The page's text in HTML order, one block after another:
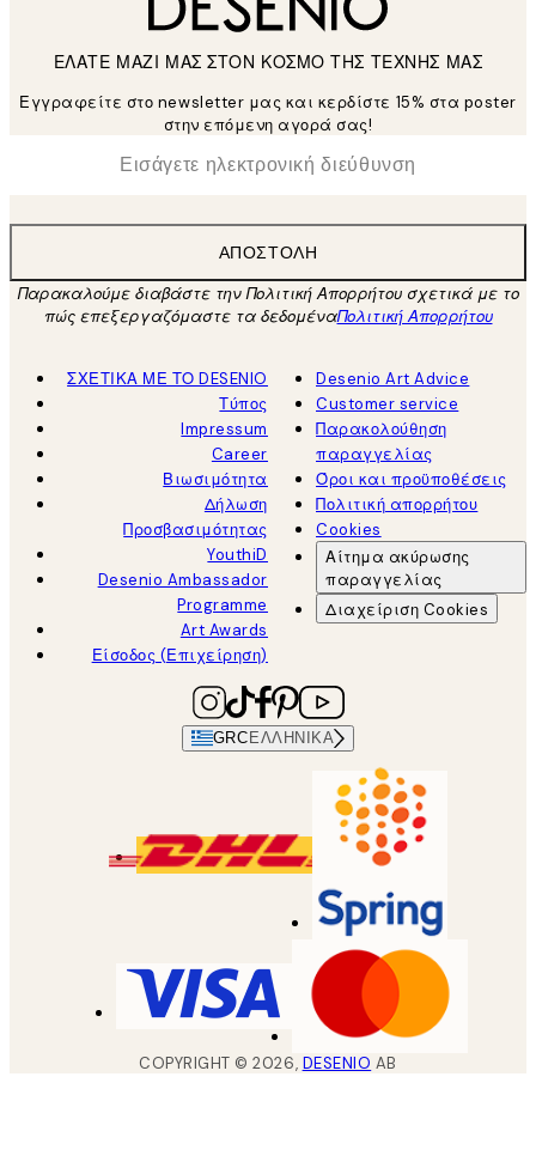
ΕΛΑΤΕ ΜΑΖΙ ΜΑΣ ΣΤΟΝ ΚΟΣΜΟ ΤΗΣ ΤΕΧΝΗΣ ΜΑΣ
Εγγραφείτε στο newsletter μας και κερδίστε 15% στα poster
στην επόμενη αγορά σας!
Ηλεκτρονική Διεύθυνση
ΑΠΟΣΤΟΛΉ
Παρακαλούμε διαβάστε την Πολιτική Απορρήτου σχετικά με το
πώς επεξεργαζόμαστε τα δεδομέναΠολιτική Απορρήτου
ΣΧΕΤΙΚΑ ΜΕ ΤΟ DESENIO
Τύπος
Impressum
Career
Βιωσιμότητα
Δήλωση
Προσβασιμότητας
YouthiD
Desenio Ambassador
Programme
Art Awards
Είσοδος (Επιχείρηση)
Desenio Art Advice
Customer service
Παρακολούθηση
παραγγελίας
Όροι και προϋποθέσεις
Πολιτική απορρήτου
Cookies
Αίτημα ακύρωσης
παραγγελίας
Διαχείριση Cookies
GRC ΕΛΛΗΝΙΚΆ
COPYRIGHT ©2026, DESENIO AB